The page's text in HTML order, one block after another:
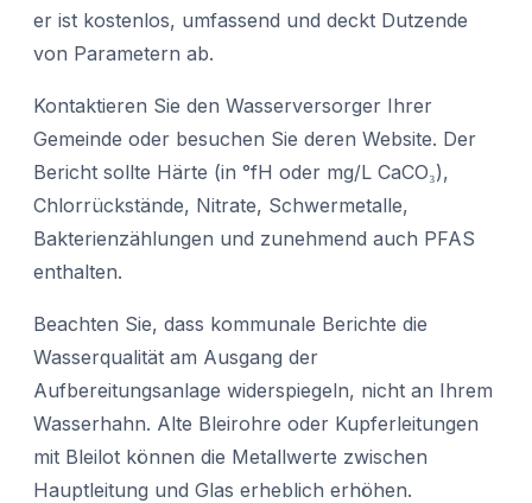
er ist kostenlos, umfassend und deckt Dutzende
von Parametern ab.
Kontaktieren Sie den Wasserversorger Ihrer
Gemeinde oder besuchen Sie deren Website. Der
Bericht sollte Härte (in °fH oder mg/L CaCO₃),
Chlorrückstände, Nitrate, Schwermetalle,
Bakterienzählungen und zunehmend auch PFAS
enthalten.
Beachten Sie, dass kommunale Berichte die
Wasserqualität am Ausgang der
Aufbereitungsanlage widerspiegeln, nicht an Ihrem
Wasserhahn. Alte Bleirohre oder Kupferleitungen
mit Bleilot können die Metallwerte zwischen
Hauptleitung und Glas erheblich erhöhen.